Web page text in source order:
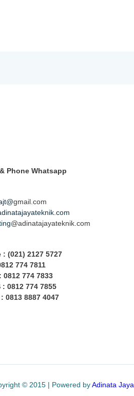
Phone Whatsapp
gmail.com
@adinatajayateknik.com
: (021) 2127 5727
774 7811
0812 774 7833
: 0812 774 7855
0813 8887 4047
© 2015 | Powered byAdinata